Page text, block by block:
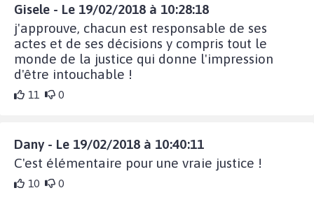
Gisele - Le 19/02/2018 à 10:28:18
j'approuve, chacun est responsable de ses
actes et de ses décisions y compris tout le
monde de la justice qui donne l'impression
d'être intouchable !
11 0
Dany - Le 19/02/2018 à 10:40:11
C'est élémentaire pour une vraie justice !
10 0